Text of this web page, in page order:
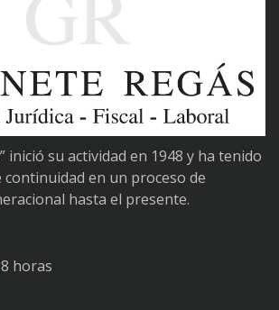
inició su actividad en 1948 y ha tenido
en un proceso de
hasta el presente.
horas